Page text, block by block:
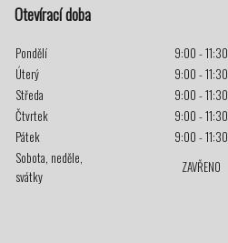
Otevírací doba
Pondělí 9:00 - 11:30
Úterý
9:00 - 11:30
Středa
9:00 - 11:30
Čtvrtek
9:00 - 11:30
Pátek
9:00 - 11:30
Sobota, neděle,
svátky
ZAVŘENO